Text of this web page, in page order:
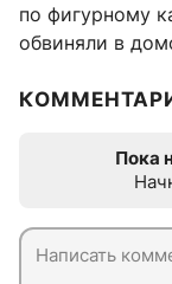
по фигурному
обвиняли в
Пока